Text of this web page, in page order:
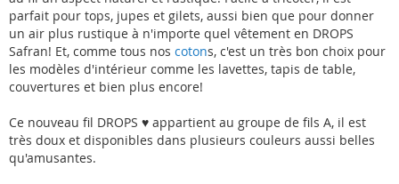
parfait pour tops, jupes et gilets, aussi bien que pour donner
un air plus rustique à n'importe quel vêtement en DROPS
Safran! Et, comme tous nos cotons, c'est un très bon choix pour
les modèles d'intérieur comme les lavettes, tapis de table,
couvertures et bien plus encore!
Ce nouveau fil DROPS ♥ appartient au groupe de fils A, il est
très doux et disponibles dans plusieurs couleurs aussi belles
qu'amusantes.